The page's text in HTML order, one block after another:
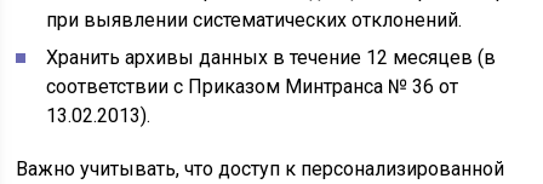
при выявлении систематических отклонений.
Хранить архивы данных в течение 12 месяцев (в
соответствии с Приказом Минтранса № 36 от
13.02.2013).
Важно учитывать, что доступ к персонализированной